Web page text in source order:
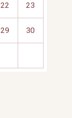
22 23
29 30